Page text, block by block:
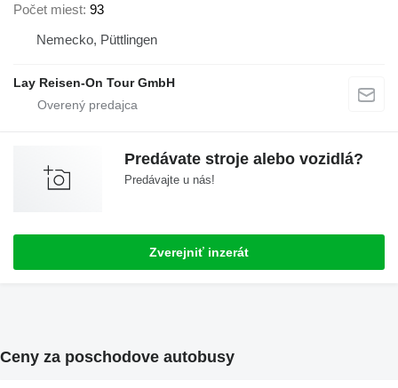
Počet miest 93
Nemecko, Püttlingen
Lay Reisen-On Tour GmbH
Predávate stroje alebo vozidlá?
Predávajte u nás!
Zverejniť inzerát
Ceny za poschodove autobusy